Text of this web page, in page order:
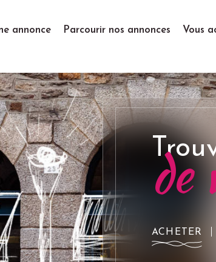
annonce Parcourir nos annonces Vous
de
ACHETER